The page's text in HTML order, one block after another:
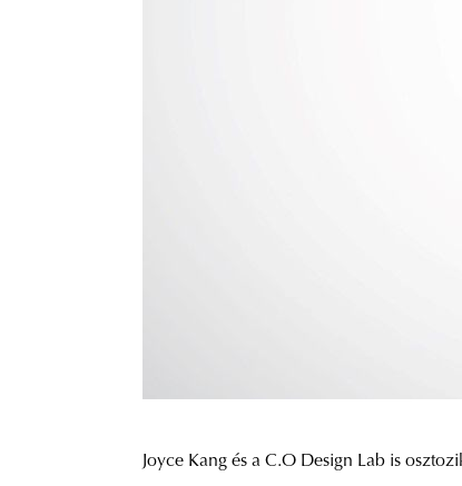
Joyce Kang és a C.O Design Lab is